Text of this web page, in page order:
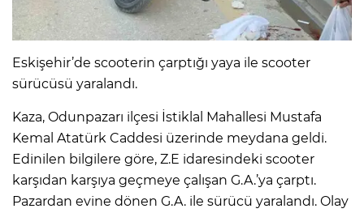
Eskişehir’de scooterin çarptığı yaya ile scooter
sürücüsü yaralandı.
Kaza, Odunpazarı ilçesi İstiklal Mahallesi Mustafa
Kemal Atatürk Caddesi üzerinde meydana geldi.
Edinilen bilgilere göre, Z.E idaresindeki scooter
karşıdan karşıya geçmeye çalışan G.A.’ya çarptı.
Pazardan evine dönen G.A. ile sürücü yaralandı. Olay